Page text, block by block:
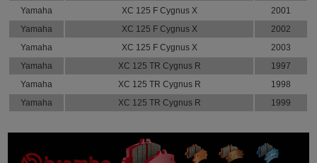
Yamaha
XC 125 F Cygnus X
2001
Yamaha
XC 125 F Cygnus X
2002
Yamaha
XC 125 F Cygnus X
2003
Yamaha
XC 125 TR Cygnus R
1997
Yamaha
XC 125 TR Cygnus R
1998
Yamaha
XC 125 TR Cygnus R 1999